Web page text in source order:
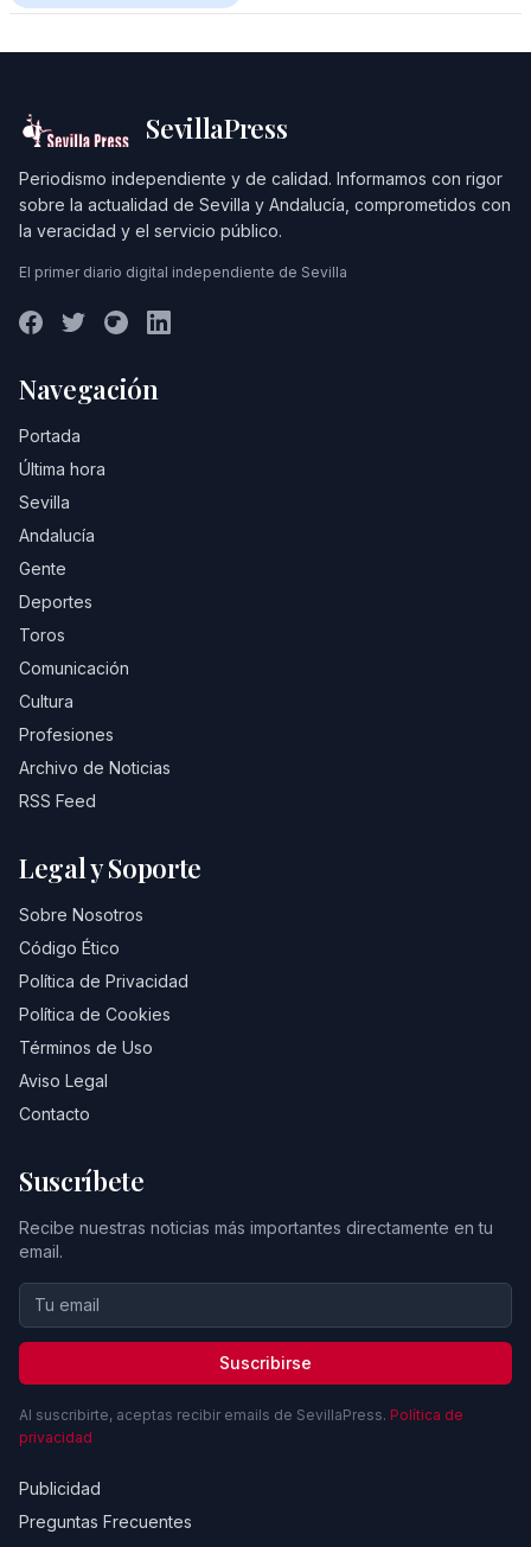
SevillaPress
Periodismo independiente y de calidad. Informamos con rigor
sobre la actualidad de Sevilla y Andalucía, comprometidos con
la veracidad y el servicio público.
El primer diario digital independiente de Sevilla
Navegación
Portada
Última hora
Sevilla
Andalucía
Gente
Deportes
Toros
Comunicación
Cultura
Profesiones
Archivo de Noticias
RSS Feed
Legal y Soporte
Sobre Nosotros
Código Ético
Política de Privacidad
Política de Cookies
Términos de Uso
Aviso Legal
Contacto
Suscríbete
Recibe nuestras noticias más importantes directamente en tu
email.
Suscribirse
Al suscribirte, aceptas recibir emails de SevillaPress. Política de
privacidad
Publicidad
Preguntas Frecuentes